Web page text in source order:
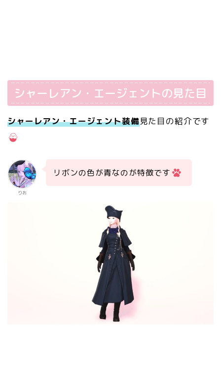
シャーレアン・エージェントの見た目
シャーレアン・エージェント装備見た目の紹介です
りお
リボンの色が青なのが特徴です